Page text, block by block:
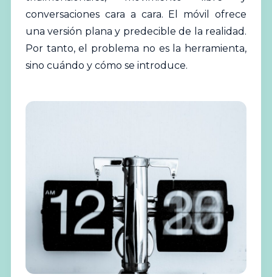
conversaciones cara a cara. El móvil ofrece
una versión plana y predecible de la realidad.
Por tanto, el problema no es la herramienta,
sino cuándo y cómo se introduce.